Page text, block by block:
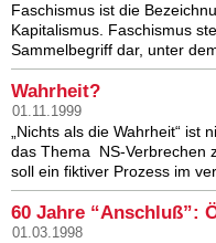
Faschismus ist die
Kapitalismus. Faschismus
Sammelbegriff dar, unter
Wahrheit?
01.11.1999
„Nichts als die Wahrheit“ ist
das Thema NS-Verbrechen
soll ein fiktiver Prozess im
60 Jahre “Anschluß”:
01.03.1998